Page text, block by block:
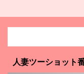
人妻ツーショット